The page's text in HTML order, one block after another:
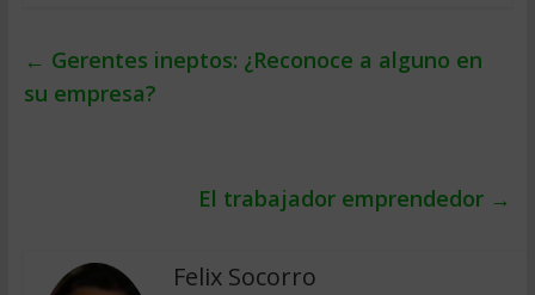
← Gerentes ineptos: ¿Reconoce a alguno en
su empresa?
El trabajador emprendedor →
Felix Socorro